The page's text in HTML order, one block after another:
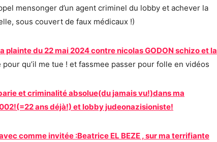
mensonger d’un agent criminel du lobby et achever la
sous couvert de faux médicaux !)
plainte du 22 mai 2024 contre nicolas GODON schizo et la
pour qu’il me tue ! et fassmee passer pour folle en vidéos
et criminalité absolue(du jamais vu!)dans ma
ans déjà!) et lobby judeonazisioniste!
comme invitée :Beatrice EL BEZE , sur ma terrifiante